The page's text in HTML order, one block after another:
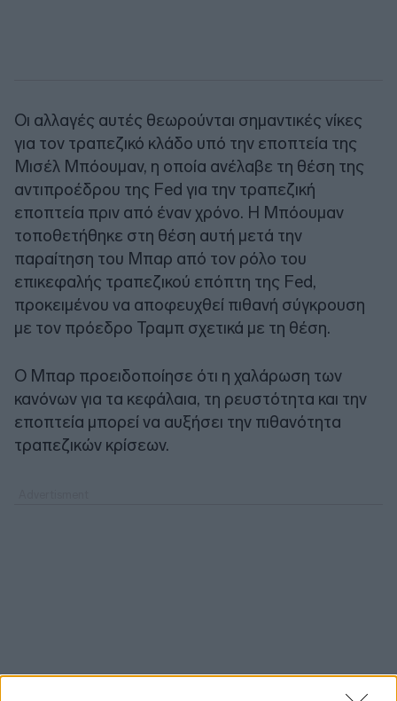
Οι αλλαγές αυτές θεωρούνται σημαντικές νίκες
για τον τραπεζικό κλάδο υπό την εποπτεία της
Μισέλ Μπόουμαν, η οποία ανέλαβε τη θέση της
αντιπροέδρου της Fed για την τραπεζική
εποπτεία πριν από έναν χρόνο. Η Μπόουμαν
τοποθετήθηκε στη θέση αυτή μετά την
παραίτηση του Μπαρ από τον ρόλο του
επικεφαλής τραπεζικού επόπτη της Fed,
προκειμένου να αποφευχθεί πιθανή σύγκρουση
με τον πρόεδρο Τραμπ σχετικά με τη θέση.
Ο Μπαρ προειδοποίησε ότι η χαλάρωση των
κανόνων για τα κεφάλαια, τη ρευστότητα και την
εποπτεία μπορεί να αυξήσει την πιθανότητα
τραπεζικών κρίσεων.